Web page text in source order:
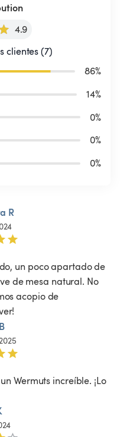
4.9
clientes (7)
86%
14%
0%
0%
0%
R
un poco apartado de
de mesa natural. No
acopio de
Wermuts increíble. ¡Lo